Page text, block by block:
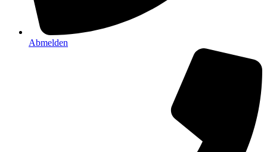
Abmelden